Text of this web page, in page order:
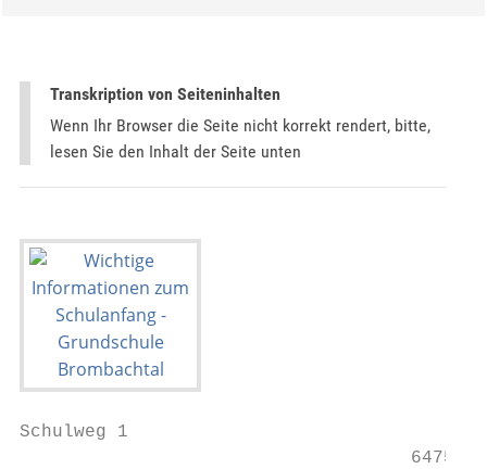
Transkription von Seiteninhalten
Wenn Ihr Browser die Seite nicht korrekt rendert, bitte,
lesen Sie den Inhalt der Seite unten
Schulweg 1
64753